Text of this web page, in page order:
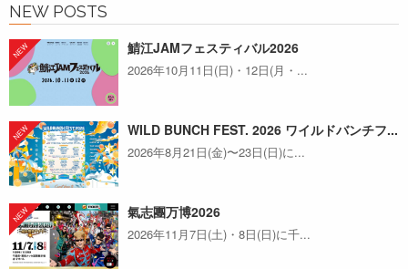
NEW POSTS
鯖江JAMフェスティバル2026
2026年10月11日(日)・12日(月・...
WILD BUNCH FEST. 2026 ワイルドバンチフ...
2026年8月21日(金)〜23日(日)に...
氣志團万博2026
2026年11月7日(土)・8日(日)に千...